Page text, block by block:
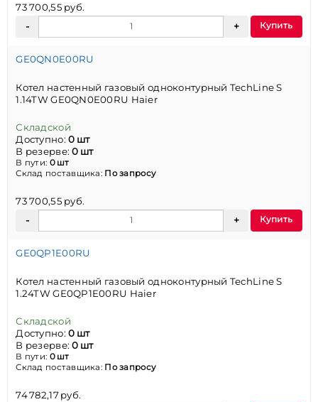
73 700,55 руб.
Купить
GE0QN0E00RU
Котел настенный газовый одноконтурный TechLine S
1.14TW GE0QN0E00RU Haier
Складской
Доступно:0 шт
В резерве:0 шт
В пути: 0 шт
Склад поставщика: По запросу
73 700,55 руб.
Купить
GE0QP1E00RU
Котел настенный газовый одноконтурный TechLine S
1.24TW GE0QP1E00RU Haier
Складской
Доступно:0 шт
В резерве:0 шт
В пути: 0 шт
Склад поставщика: По запросу
74 782,17 руб.